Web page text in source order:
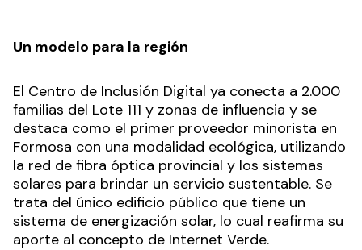
Un modelo para la región
El Centro de Inclusión Digital ya conecta a 2.000
familias del Lote 111 y zonas de influencia y se
destaca como el primer proveedor minorista en
Formosa con una modalidad ecológica, utilizando
la red de fibra óptica provincial y los sistemas
solares para brindar un servicio sustentable. Se
trata del único edificio público que tiene un
sistema de energización solar, lo cual reafirma su
aporte al concepto de Internet Verde.